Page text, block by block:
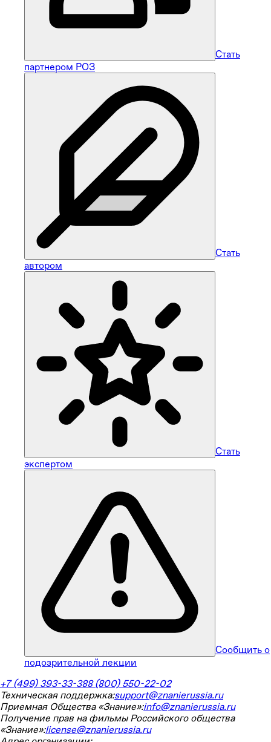
Стать
партнером РОЗ
Стать
автором
Стать
экспертом
Сообщить о
подозрительной лекции
+7 (499) 393-33-388 (800) 550-22-02
Техническая поддержка:support@znanierussia.ru
Приемная Общества «Знание»:info@znanierussia.ru
Получение прав на фильмы Российского общества
«Знание»:license@znanierussia.ru